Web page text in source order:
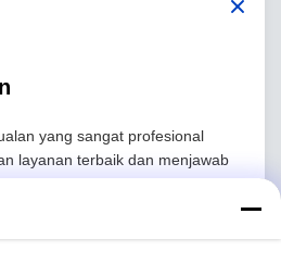
yang sangat profesional
layanan terbaik dan menjawab
sangat profesional, sehingga
nyaman sebelum membeli